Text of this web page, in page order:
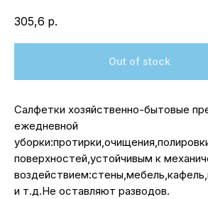
305,6 р.
Out of stock
Салфетки хозяйственно-бытовые
ежедневной
поверхностей,устойчивым к
и т.д.Не оставляют разводов.